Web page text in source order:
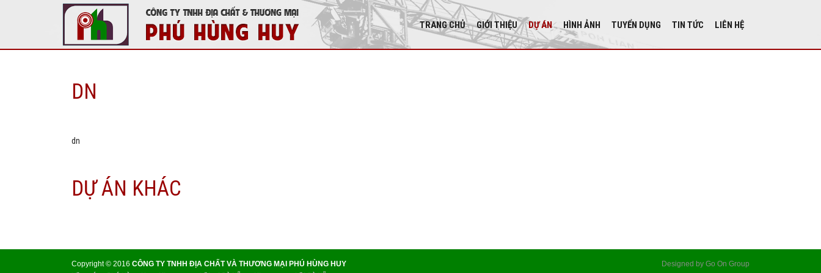
TRANG CHỦ GIỚI THIỆU DỰ ÁN HÌNH ẢNH TUYỂN DỤNG TIN TỨC LIÊN HỆ
DN
dn
DỰ ÁN KHÁC
Copyright © 2016 CÔNG TY TNHH ĐỊA CHẤT VÀ THƯƠNG MẠI PHÚ HÙNG HUY Designed by Go On Group